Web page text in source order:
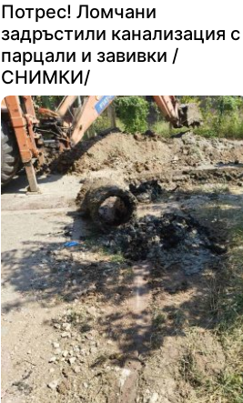
Потрес! Ломчани
задръстили канализация с
парцали и завивки /
СНИМКИ/